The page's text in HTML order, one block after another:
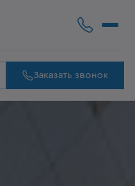
Заказать звонок